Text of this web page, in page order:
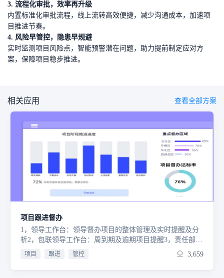
3. 流程化审批，效率再升级
内置标准化审批流程，线上流转高效便捷，减少沟通成本，加速项
目推进节奏。
4. 风险早管控，隐患早规避
实时监测项目风险点，智能预警潜在问题，助力提前制定应对方
案，保障项目稳步推进。
相关应用 查看全部方案
项目跟进督办
1，领导工作台：领导督办项目的整体管理及实时提醒及分
析2，包联领导工作台：周到期及逾期项目提醒3，责任部门
领导工作台：具体项目提醒4，手续办理单位领导工作台5，
手续办理单位数据录入人员工作台6，各委办信息督促室工
项目 跟进 管控 3,659